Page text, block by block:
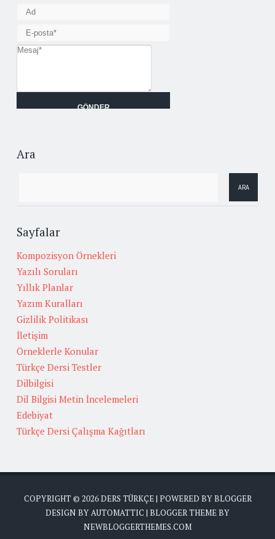
Ara
Sayfalar
Kompozisyon Örnekleri
Yazılı Soruları
Yıllık Planlar
Yazım Kuralları
Gizlilik Politikası
İletişim
Örneklerle Konular
Türkçe Dersi Testler
Dilbilgisi
Dil Bilgisi Metin İncelemeleri
Edebiyat
Türkçe Dersi Çalışma Kağıtları
COPYRIGHT © 2026DERS TÜRKÇE| POWERED BYBLOGGER
DESIGN BYAUTOMATTIC | BLOGGER THEME BY
NEWBLOGGERTHEMES.COM